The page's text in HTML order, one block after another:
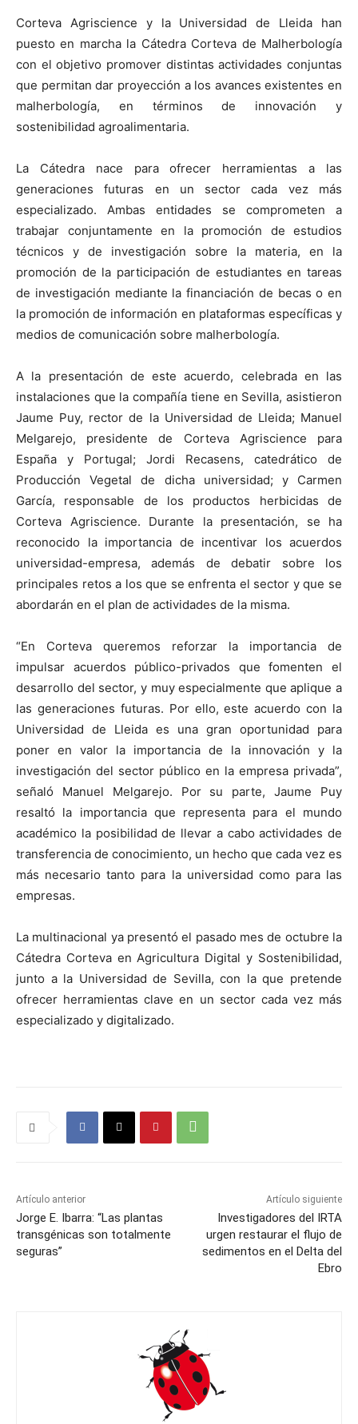
Corteva Agriscience y la Universidad de Lleida han
puesto en marcha la Cátedra Corteva de Malherbología
con el objetivo promover distintas actividades conjuntas
que permitan dar proyección a los avances existentes en
malherbología, en términos de innovación y
sostenibilidad agroalimentaria.
La Cátedra nace para ofrecer herramientas a las
generaciones futuras en un sector cada vez más
especializado. Ambas entidades se comprometen a
trabajar conjuntamente en la promoción de estudios
técnicos y de investigación sobre la materia, en la
promoción de la participación de estudiantes en tareas
de investigación mediante la financiación de becas o en
la promoción de información en plataformas específicas y
medios de comunicación sobre malherbología.
A la presentación de este acuerdo, celebrada en las
instalaciones que la compañía tiene en Sevilla, asistieron
Jaume Puy, rector de la Universidad de Lleida; Manuel
Melgarejo, presidente de Corteva Agriscience para
España y Portugal; Jordi Recasens, catedrático de
Producción Vegetal de dicha universidad; y Carmen
García, responsable de los productos herbicidas de
Corteva Agriscience. Durante la presentación, se ha
reconocido la importancia de incentivar los acuerdos
universidad-empresa, además de debatir sobre los
principales retos a los que se enfrenta el sector y que se
abordarán en el plan de actividades de la misma.
“En Corteva queremos reforzar la importancia de
impulsar acuerdos público-privados que fomenten el
desarrollo del sector, y muy especialmente que aplique a
las generaciones futuras. Por ello, este acuerdo con la
Universidad de Lleida es una gran oportunidad para
poner en valor la importancia de la innovación y la
investigación del sector público en la empresa privada”,
señaló Manuel Melgarejo. Por su parte, Jaume Puy
resaltó la importancia que representa para el mundo
académico la posibilidad de llevar a cabo actividades de
transferencia de conocimiento, un hecho que cada vez es
más necesario tanto para la universidad como para las
empresas.
La multinacional ya presentó el pasado mes de octubre la
Cátedra Corteva en Agricultura Digital y Sostenibilidad,
junto a la Universidad de Sevilla, con la que pretende
ofrecer herramientas clave en un sector cada vez más
especializado y digitalizado.
Artículo anterior
Jorge E. Ibarra: “Las plantas
transgénicas son totalmente
seguras”
Artículo siguiente
Investigadores del IRTA
urgen restaurar el flujo de
sedimentos en el Delta del
Ebro